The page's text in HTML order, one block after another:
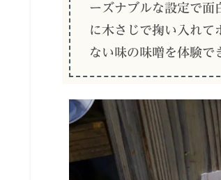
ーズナブルな設定で面
に木さじで掬い入れて
ない味の味噌を体験で